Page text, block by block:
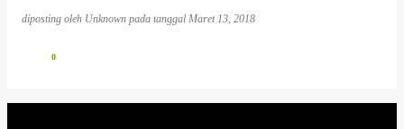
diposting oleh Unknown pada tanggal Maret 13, 2018
0